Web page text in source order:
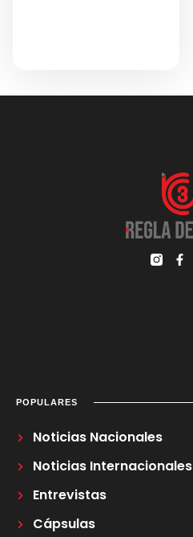
POPULARES
Noticias Nacionales
Noticias Internacionales
Entrevistas
Cápsulas